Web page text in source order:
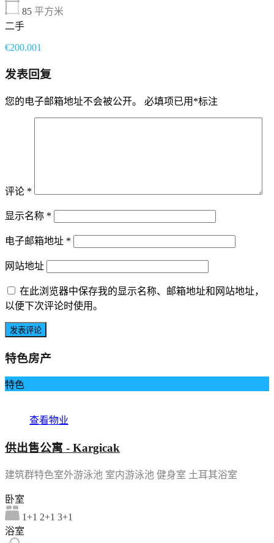
85 平方米
二手
€200.001
发表回复
您的电子邮箱地址不会被公开。 必填项已用 *标注
评论 *
显示名称 *
电子邮箱地址 *
网站地址
在此浏览器中保存我的显示名称、邮箱地址和网站地址，
以便下次评论时使用。
特色房产
特色
查看物业
供出售公寓 - Kargicak
建筑群特色室外游泳池 室内游泳池 健身室 土耳其浴室
卧室
1+1 2+1 3+1
浴室